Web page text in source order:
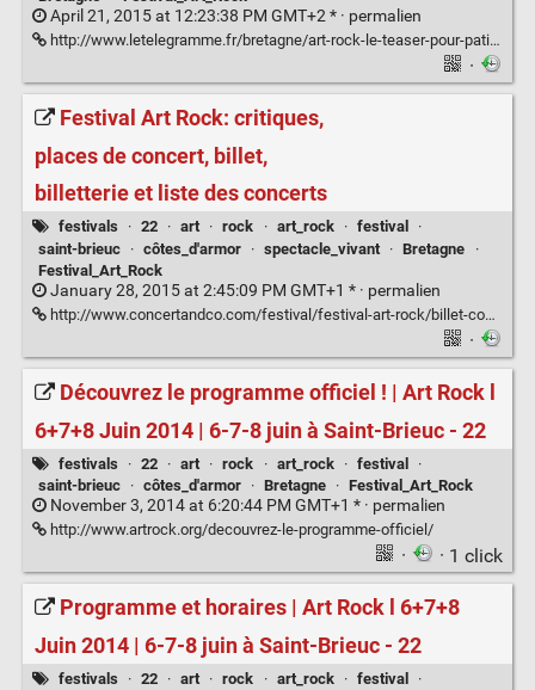
April 21, 2015 at 12:23:38 PM GMT+2 * · permalien
http://www.letelegramme.fr/bretagne/art-rock-le-teaser-pour-patienter-20-04-2015-10602057.php
·
Festival Art Rock: critiques,
places de concert, billet,
billetterie et liste des concerts
festivals · 22 · art · rock · art_rock · festival
·
saint-brieuc
· côtes_d'armor · spectacle_vivant · Bretagne
·
Festival_Art_Rock
January 28, 2015 at 2:45:09 PM GMT+1 * · permalien
http://www.concertandco.com/festival/festival-art-rock/billet-concert-20749.htm
·
Découvrez le programme officiel ! | Art Rock l
6+7+8 Juin 2014 | 6-7-8 juin à Saint-Brieuc - 22
festivals · 22 · art · rock · art_rock · festival
·
saint-brieuc
· côtes_d'armor · Bretagne · Festival_Art_Rock
November 3, 2014 at 6:20:44 PM GMT+1 * · permalien
http://www.artrock.org/decouvrez-le-programme-officiel/
· · 1 click
Programme et horaires | Art Rock l 6+7+8
Juin 2014 | 6-7-8 juin à Saint-Brieuc - 22
festivals · 22 · art · rock · art_rock · festival
·